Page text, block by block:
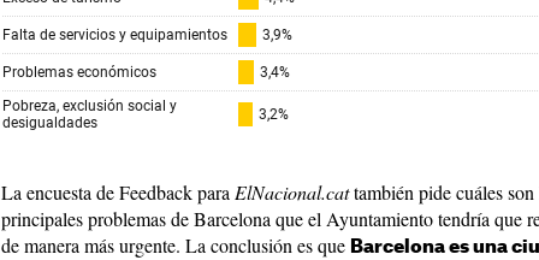
La encuesta de Feedback para ElNacional.cattambién pide cuáles son
principales problemas de Barcelona que el Ayuntamiento tendría que
de manera más urgente. La conclusión es que Barcelona es una